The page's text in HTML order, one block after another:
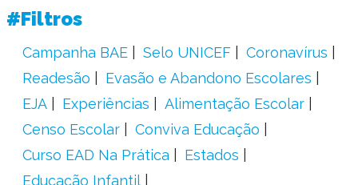
#Filtros
Campanha BAE Selo UNICEF
Coronavírus
Readesão
Evasão e Abandono Escolares
EJA
Experiências
Alimentação Escolar
Censo Escolar
Conviva Educação
Curso EAD Na Prática
Estados
Educação Infantil